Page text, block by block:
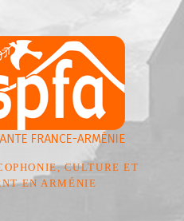
CULTURE ET
EN ARMÉNIE